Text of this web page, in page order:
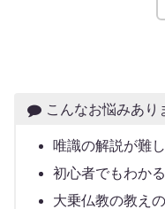
こんなお悩みあり
唯識の解説が難
初心者でもわか
大乗仏教の教え